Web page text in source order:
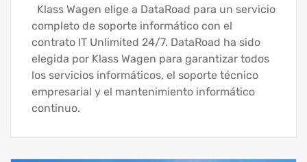
Klass Wagen elige a DataRoad para un servicio
completo de soporte informático con el
contrato IT Unlimited 24/7. DataRoad ha sido
elegida por Klass Wagen para garantizar todos
los servicios informáticos, el soporte técnico
empresarial y el mantenimiento informático
continuo.